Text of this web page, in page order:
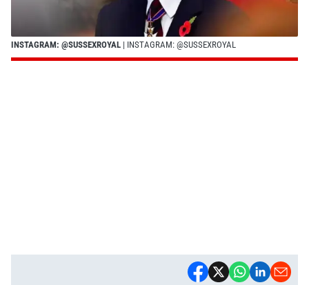
INSTAGRAM: @SUSSEXROYAL | INSTAGRAM: @SUSSEXROYAL